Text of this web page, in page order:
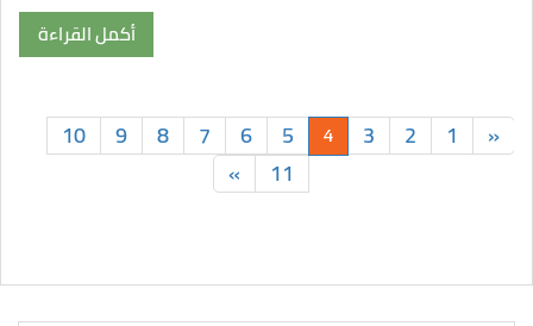
أكمل القراءة
«
1
2
3
4
5
6
7
8
9
10
11
»